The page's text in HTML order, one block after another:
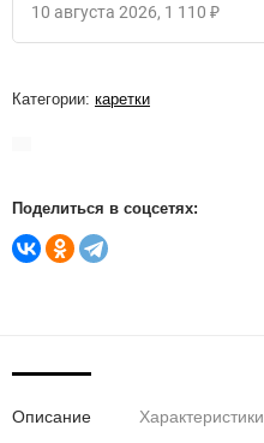
10 августа 2026 1 110 ₽
Категории: каретки
Поделиться в соцсетях:
Описание Характеристики